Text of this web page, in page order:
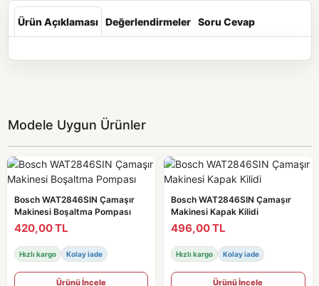
Ürün Açıklaması Değerlendirmeler Soru Cevap
Modele Uygun Ürünler
Bosch WAT2846SIN Çamaşır
Makinesi Boşaltma Pompası
420,00 TL
Hızlı kargo Kolay iade
Ürünü İncele
Bosch WAT2846SIN Çamaşır
Makinesi Kapak Kilidi
496,00 TL
Hızlı kargo Kolay iade
Ürünü İncele